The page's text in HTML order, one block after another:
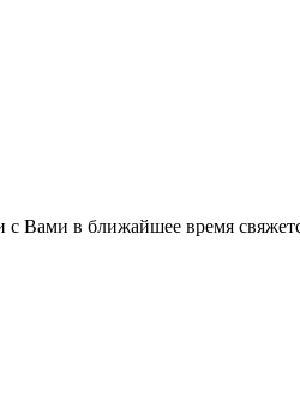
с Вами в ближайшее время